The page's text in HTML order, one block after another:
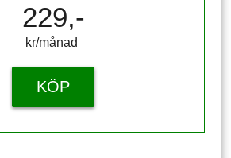
229,-
kr/månad ​​​​​​
KÖP